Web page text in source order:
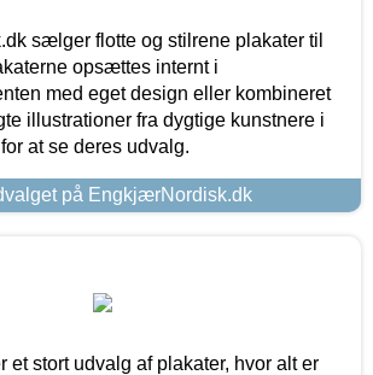
sælger flotte og stilrene plakater til
opsættes internt i
med eget design eller kombineret
illustrationer fra dygtige kunstnere i
at se deres udvalg.
på EngkjærNordisk.dk
et stort udvalg af plakater, hvor alt er